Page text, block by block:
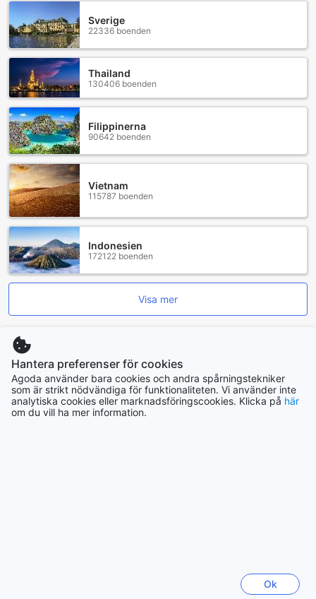
Sverige
22336 boenden
Thailand
130406 boenden
Filippinerna
90642 boenden
Vietnam
115787 boenden
Indonesien
172122 boenden
Visa mer
Trendande städer
Yogyakarta
Indonesien
Hantera preferenser för cookies
Agoda använder bara cookies och andra spårningstekniker
som är strikt nödvändiga för funktionaliteten. Vi använder inte
analytiska cookies eller marknadsföringscookies. Klicka på här
om du vill ha mer information.
Ok